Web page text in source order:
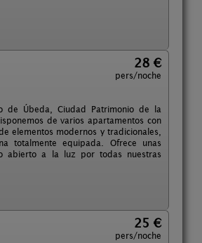
28 €
pers/noche
de Úbeda, Ciudad Patrimonio de la
de varios apartamentos con
elementos modernos y tradicionales,
totalmente equipada. Ofrece unas
abierto a la luz por todas nuestras
25 €
pers/noche